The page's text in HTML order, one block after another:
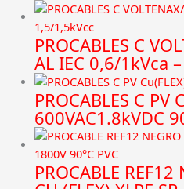
PROCABLES C
AL IEC 0,6/1kVca
PROCABLES C PV
600VAC1.8kVDC
PROCABLE